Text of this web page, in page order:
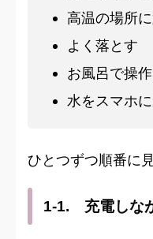
高温の場所に
よく落とす
お風呂で操
水をスマホ
ひとつずつ順番に
1-1. 充電しな